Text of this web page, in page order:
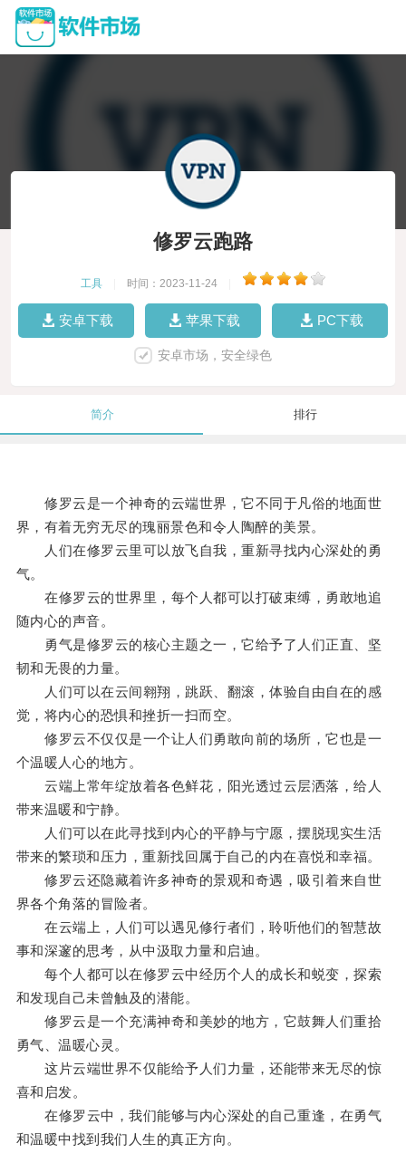
修罗云跑路
工具 时间：2023-11-24
安卓下载 苹果下载 PC下载
安卓市场，安全绿色
简介 排行
修罗云是一个神奇的云端世界，它不同于凡俗的地面世
界，有着无穷无尽的瑰丽景色和令人陶醉的美景。
人们在修罗云里可以放飞自我，重新寻找内心深处的勇
气。
在修罗云的世界里，每个人都可以打破束缚，勇敢地追
随内心的声音。
勇气是修罗云的核心主题之一，它给予了人们正直、坚
韧和无畏的力量。
人们可以在云间翱翔，跳跃、翻滚，体验自由自在的感
觉，将内心的恐惧和挫折一扫而空。
修罗云不仅仅是一个让人们勇敢向前的场所，它也是一
个温暖人心的地方。
云端上常年绽放着各色鲜花，阳光透过云层洒落，给人
带来温暖和宁静。
人们可以在此寻找到内心的平静与宁愿，摆脱现实生活
带来的繁琐和压力，重新找回属于自己的内在喜悦和幸福。
修罗云还隐藏着许多神奇的景观和奇遇，吸引着来自世
界各个角落的冒险者。
在云端上，人们可以遇见修行者们，聆听他们的智慧故
事和深邃的思考，从中汲取力量和启迪。
每个人都可以在修罗云中经历个人的成长和蜕变，探索
和发现自己未曾触及的潜能。
修罗云是一个充满神奇和美妙的地方，它鼓舞人们重拾
勇气、温暖心灵。
这片云端世界不仅能给予人们力量，还能带来无尽的惊
喜和启发。
在修罗云中，我们能够与内心深处的自己重逢，在勇气
和温暖中找到我们人生的真正方向。